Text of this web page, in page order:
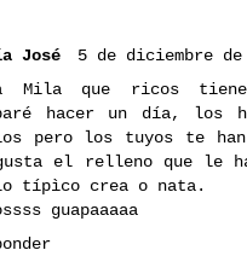
José
5 de diciembre
Mila que ricos
hacer un día, los
pero los tuyos te han
el relleno que le
típìco crea o nata.
guapaaaaa